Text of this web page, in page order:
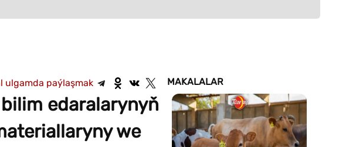
ulgamda paýlaşmak
edaralarynyň
we
MAKALALAR